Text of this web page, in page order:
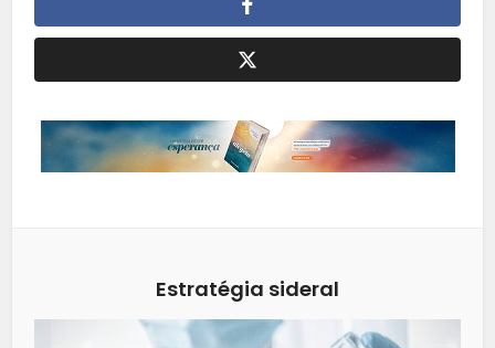
Estratégia sideral